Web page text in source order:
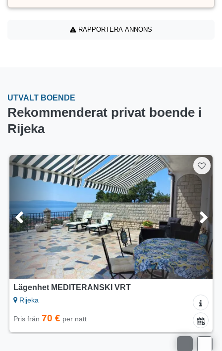
RAPPORTERA ANNONS
UTVALT BOENDE
Rekommenderat privat boende i
Rijeka
Lägenhet MEDITERANSKI VRT
Rijeka
Pris från 70 € per natt